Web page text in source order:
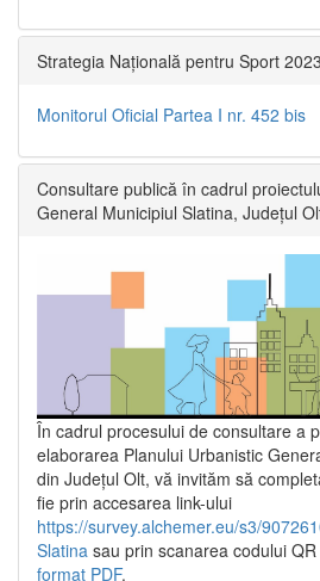
Strategia Națională pentru Sport
Monitorul Oficial Partea I nr. 452 bis
Consultare publică în cadrul
General Municipiul Slatina, Județul
În cadrul procesului de consultare a
elaborarea Planului Urbanistic
din Județul Olt, vă invităm să
fie prin accesarea link-ului
https://survey.alchemer.eu/s3/
Slatina sau prin scanarea codului QR
format PDF.